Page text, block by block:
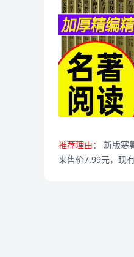
推荐理由：
新版寒
来售价7.99元，现